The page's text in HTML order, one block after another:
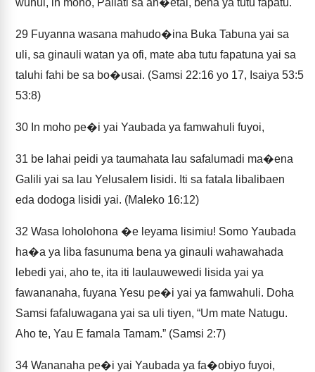
wunui, in moho, Pailati sa an�etai, bena ya tutu fapatu.
29 Fuyanna wasana mahudo�ina Buka Tabuna yai sa
uli, sa ginauli watan ya ofi, mate aba tutu fapatuna yai sa
taluhi fahi be sa bo�usai. (Samsi 22:16 yo 17, Isaiya 53:5
53:8)
30 In moho pe�i yai Yaubada ya famwahuli fuyoi,
31 be lahai peidi ya taumahata lau safalumadi ma�ena
Galili yai sa lau Yelusalem lisidi. Iti sa fatala libalibaen
eda dodoga lisidi yai. (Maleko 16:12)
32 Wasa loholohona �e leyama lisimiu! Somo Yaubada
ha�a ya liba fasunuma bena ya ginauli wahawahada
lebedi yai, aho te, ita iti laulauwewedi lisida yai ya
fawananaha, fuyana Yesu pe�i yai ya famwahuli. Doha
Samsi fafaluwagana yai sa uli tiyen, “Um mate Natugu.
Aho te, Yau E famala Tamam.” (Samsi 2:7)
34 Wananaha pe�i yai Yaubada ya fa�obiyo fuyoi,